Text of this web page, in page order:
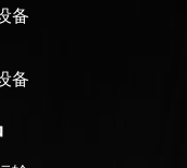
备
备